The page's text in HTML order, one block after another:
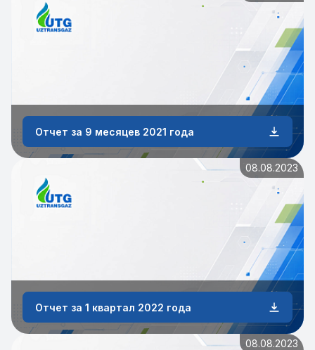
Отчет за 9 месяцев 2021 года
08.08.2023
Отчет за 1 квартал 2022 года
08.08.2023